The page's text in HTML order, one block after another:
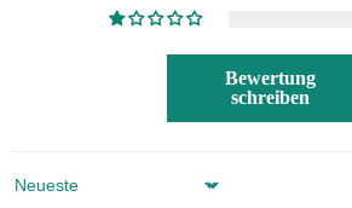
Bewertung
schreiben
Sort by